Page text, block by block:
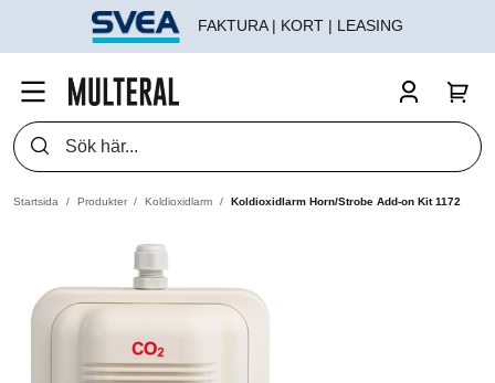
FAKTURA | KORT | LEASING
Startsida Produkter Koldioxidlarm Koldioxidlarm Horn/Strobe Add-on Kit 1172